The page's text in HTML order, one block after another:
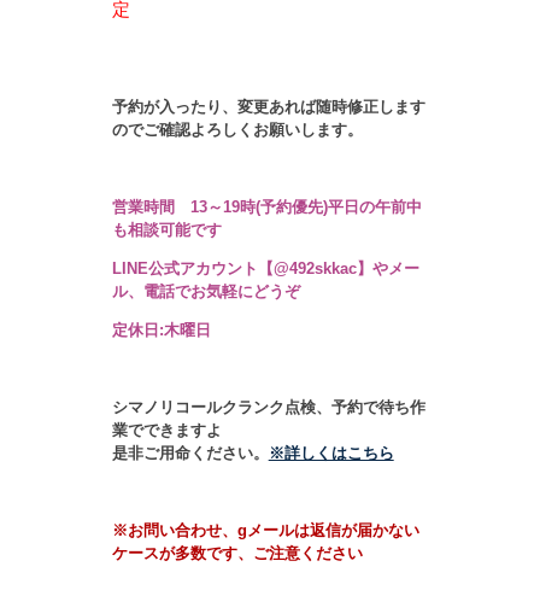
定
予約が入ったり、変更あれば随時修正します
のでご確認よろしくお願いします。
営業時間 13～19時(予約優先)平日の午前中
も相談可能です
LINE公式アカウント【@492skkac】やメー
ル、電話でお気軽にどうぞ
定休日:木曜日
シマノリコールクランク点検、予約で待ち作
業でできますよ
是非ご用命ください。
※詳しくはこちら
※お問い合わせ、gメールは返信が届かない
ケースが多数です、ご注意ください